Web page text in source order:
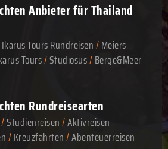
Anbieter für Thailand
Ikarus Tours Rundreisen/Meiers
Tours/Studiosus/Berge&Meer
Rundreisearten
/Studienreisen/Aktivreisen
/Kreuzfahrten/Abenteuerreisen